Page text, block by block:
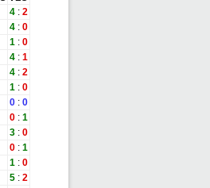
4 : 2
4 : 0
1 : 0
4 : 1
4 : 2
1 : 0
0 : 0
0 : 1
3 : 0
0 : 1
1 : 0
5 : 2